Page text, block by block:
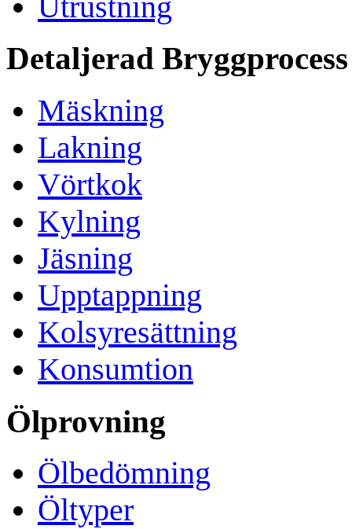
Detaljerad Bryggprocess
Mäskning
Lakning
Vörtkok
Kylning
Jäsning
Upptappning
Kolsyresättning
Konsumtion
Ölprovning
Ölbedömning
Öltyper